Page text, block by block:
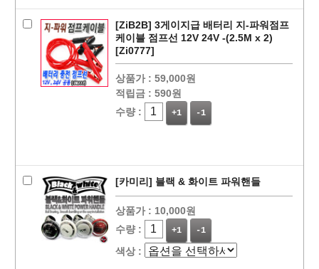
[ZiB2B] 3게이지급 배터리 지-파워점프
케이블 점프선 12V 24V -(2.5M x 2)
[Zi0777]
상품가 : 59,000원
적립금 : 590원
수량 :
+1 -1
[카미리] 블랙 & 화이트 파워핸들
상품가 : 10,000원
수량 :
+1 -1
색상 :